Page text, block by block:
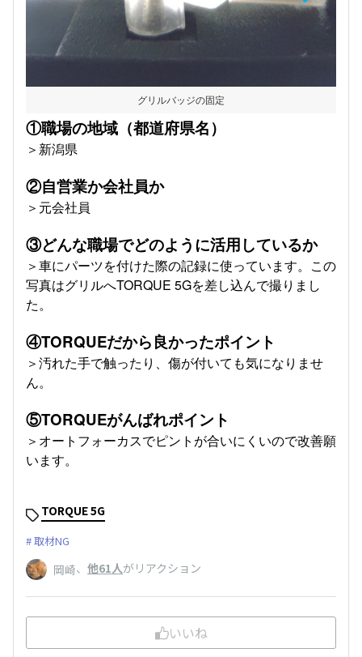
グリルバッジの固定
①職場の地域（都道府県名）
＞新潟県
②自営業か会社員か
＞元会社員
③どんな職場でどのように活用しているか
＞車にパーツを付けた際の記録に使っています。この
写真はグリルへTORQUE 5Gを差し込んで撮りまし
た。
④TORQUEだから良かったポイント
＞汚れた手で触ったり、傷が付いても気になりませ
ん。
⑤TORQUEがんばれポイント
＞オートフォーカスでピントが合いにくいので改善願
います。
TORQUE 5G
取材NG
岡崎、 他61人がリアクション
いいね